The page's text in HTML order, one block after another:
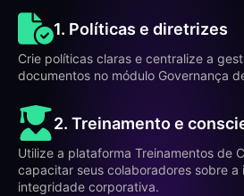
1. Políticas e diretrizes
Crie políticas claras e centralize a
documentos no módulo Governança
2. Treinamento e
Utilize a plataforma Treinamentos de
capacitar seus colaboradores sobre a
integridade corporativa.